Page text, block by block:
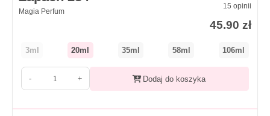
Magia Perfum
15 opinii
45.90 zł
3ml 20ml 35ml 58ml 106ml
- + Dodaj do koszyka